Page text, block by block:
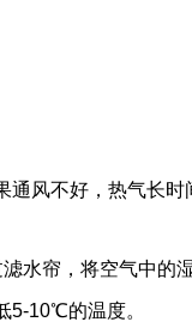
风不好，热气长
水帘，将空气中的
5-10℃的温度。